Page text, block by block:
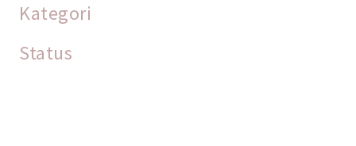
Kategori
Status